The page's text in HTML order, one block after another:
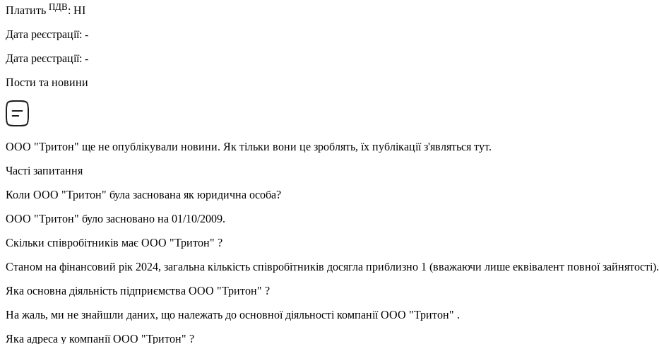
Платить ПДВ: НI
Дата реєстрації: -
Дата реєстрації: -
Пости та новини
ООО "Тритон" ще не опублікували новини. Як тільки вони це зроблять, їх публікації з'являться тут.
Часті запитання
Коли ООО "Тритон" була заснована як юридична особа?
ООО "Тритон" було засновано на 01/10/2009.
Скільки співробітників має ООО "Тритон" ?
Станом на фінансовий рік 2024, загальна кількість співробітників досягла приблизно 1 (вважаючи лише еквівалент повної зайнятості).
Яка основна діяльність підприємства ООО "Тритон" ?
На жаль, ми не знайшли даних, що належать до основної діяльності компаніїООО "Тритон" .
Яка адреса у компаніїООО "Тритон" ?